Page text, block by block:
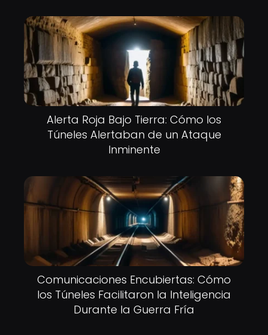
Alerta Roja Bajo Tierra: Cómo los
Túneles Alertaban de un Ataque
Inminente
Comunicaciones Encubiertas: Cómo
los Túneles Facilitaron la Inteligencia
Durante la Guerra Fría